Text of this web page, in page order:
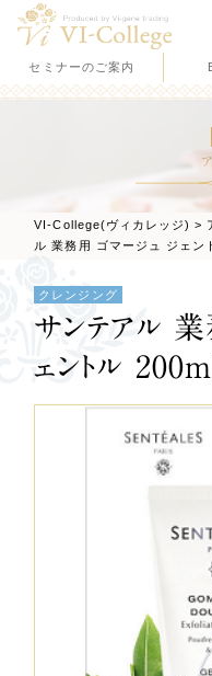
セミナーのご案内
VI-College(ヴィカレッジ) >
ル 業務用 ゴマージュ ジェン
クレンジング
サンテアル
ェントル